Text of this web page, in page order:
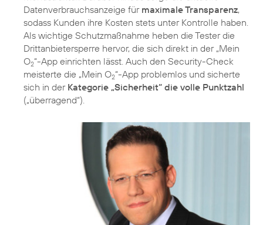
Datenverbrauchsanzeige für maximale Transparenz,
sodass Kunden ihre Kosten stets unter Kontrolle haben.
Als wichtige Schutzmaßnahme heben die Tester die
Drittanbietersperre hervor, die sich direkt in der „Mein
O2“-App einrichten lässt. Auch den Security-Check
meisterte die „Mein O2“-App problemlos und sicherte
sich in der Kategorie „Sicherheit“ die volle Punktzahl
(„überragend“).